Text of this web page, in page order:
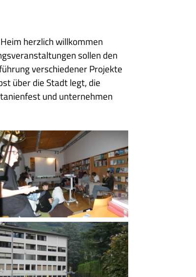
herzlich willkommen
sollen den
verschiedener Projekte
über die Stadt legt, die
und unternehmen